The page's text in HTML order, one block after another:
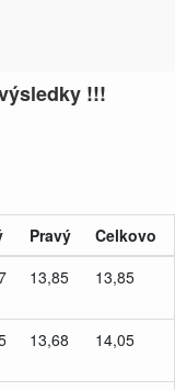
!!!
Pravý
Celkovo
13,85 13,85
13,68 14,05